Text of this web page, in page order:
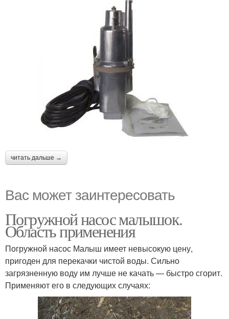
читать дальше →
Вас может заинтересовать
Погружной насос малышок.
Область применения
Погружной насос Малыш имеет невысокую цену,
пригоден для перекачки чистой воды. Сильно
загрязненную воду им лучше не качать — быстро сгорит.
Применяют его в следующих случаях: